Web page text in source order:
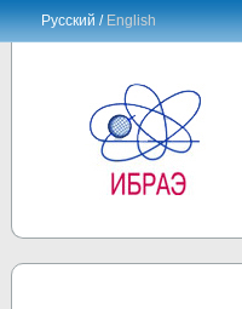
Русский /English